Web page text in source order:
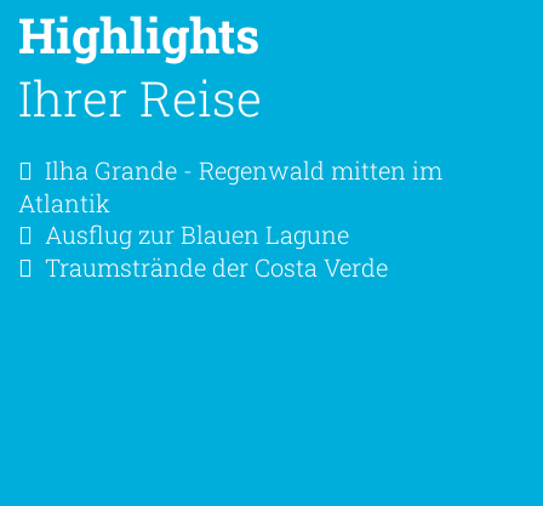
Highlights
Ihrer Reise
Ilha Grande - Regenwald mitten im
Atlantik
Ausflug zur Blauen Lagune
Traumstrände der Costa Verde